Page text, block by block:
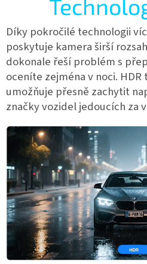
Díky pokročilé technologii
poskytuje kamera širší
dokonale řeší problém s
oceníte zejména v noci.
umožňuje přesně zachytit
značky vozidel jedoucích za